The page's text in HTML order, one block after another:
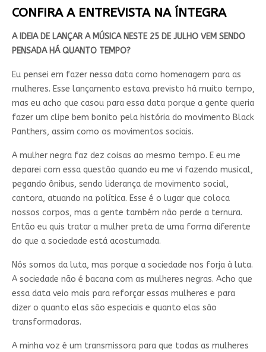
CONFIRA A ENTREVISTA NA ÍNTEGRA
A IDEIA DE LANÇAR A MÚSICA NESTE 25 DE JULHO VEM SENDO
PENSADA HÁ QUANTO TEMPO?
Eu pensei em fazer nessa data como homenagem para as
mulheres. Esse lançamento estava previsto há muito tempo,
mas eu acho que casou para essa data porque a gente queria
fazer um clipe bem bonito pela história do movimento Black
Panthers, assim como os movimentos sociais.
A mulher negra faz dez coisas ao mesmo tempo. E eu me
deparei com essa questão quando eu me vi fazendo musical,
pegando ônibus, sendo liderança de movimento social,
cantora, atuando na política. Esse é o lugar que coloca
nossos corpos, mas a gente também não perde a ternura.
Então eu quis tratar a mulher preta de uma forma diferente
do que a sociedade está acostumada.
Nós somos da luta, mas porque a sociedade nos forja à luta.
A sociedade não é bacana com as mulheres negras. Acho que
essa data veio mais para reforçar essas mulheres e para
dizer o quanto elas são especiais e quanto elas são
transformadoras.
A minha voz é um transmissora para que todas as mulheres